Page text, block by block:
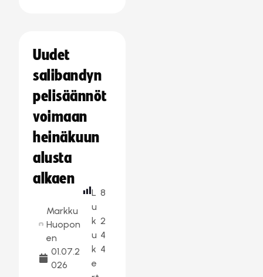
Uudet
salibandyn
pelisäännöt
voimaan
heinäkuun
alusta
alkaen
Markku
Huopon
en
01.07.2
026
L
u
k
u
k
e
8
2
4
4